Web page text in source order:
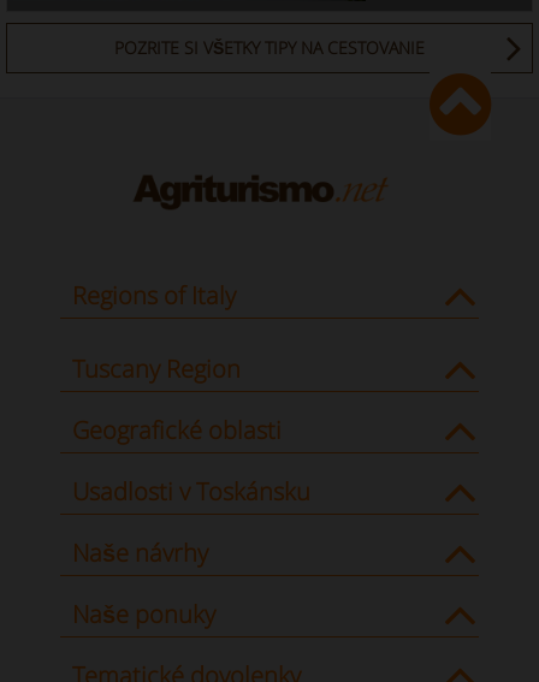
POZRITE SI VŠETKY TIPY NA CESTOVANIE
Regions of Italy
Tuscany Region
Geografické oblasti
Usadlosti v Toskánsku
Naše návrhy
Naše ponuky
Tematické dovolenky